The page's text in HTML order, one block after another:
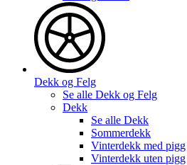
Dekk og Felg
Se alle Dekk og Felg
Dekk
Se alle Dekk
Sommerdekk
Vinterdekk med pigg
Vinterdekk uten pigg